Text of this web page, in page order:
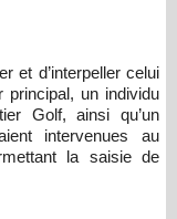
et d’interpeller celui
principal, un individu
Golf, ainsi qu’un
intervenues au
la saisie de